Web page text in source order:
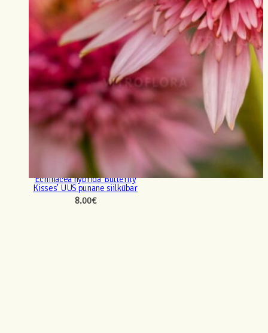
Echinacea hybrida ‘Butterfly
Kisses’ UUS punane siilkübar
8.00€